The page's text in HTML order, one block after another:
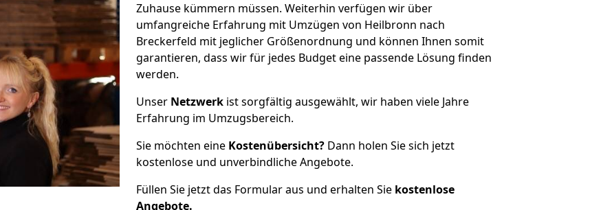
Zuhause kümmern müssen. Weiterhin verfügen wir über
umfangreiche Erfahrung mit Umzügen von Heilbronn nach
Breckerfeld mit jeglicher Größenordnung und können Ihnen somit
garantieren, dass wir für jedes Budget eine passende Lösung finden
werden.
Unser Netzwerk ist sorgfältig ausgewählt, wir haben viele Jahre
Erfahrung im Umzugsbereich.
Sie möchten eine Kostenübersicht? Dann holen Sie sich jetzt
kostenlose und unverbindliche Angebote.
Füllen Sie jetzt das Formular aus und erhalten Sie kostenlose
Angebote.